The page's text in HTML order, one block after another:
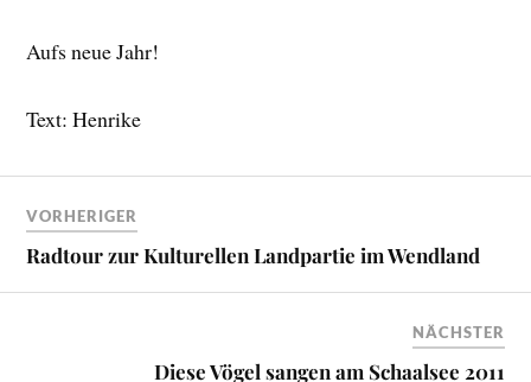
Aufs neue Jahr!
Text: Henrike
VORHERIGER
Radtour zur Kulturellen Landpartie im Wendland
NÄCHSTER
Diese Vögel sangen am Schaalsee 2011